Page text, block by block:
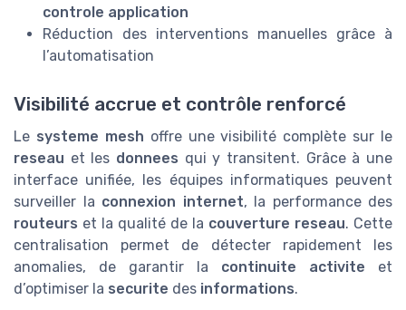
controle application
Réduction des interventions manuelles grâce à
l’automatisation
Visibilité accrue et contrôle renforcé
Le systeme mesh offre une visibilité complète sur le
reseau et les donnees qui y transitent. Grâce à une
interface unifiée, les équipes informatiques peuvent
surveiller la connexion internet, la performance des
routeurs et la qualité de la couverture reseau. Cette
centralisation permet de détecter rapidement les
anomalies, de garantir la continuite activite et
d’optimiser la securite des informations.